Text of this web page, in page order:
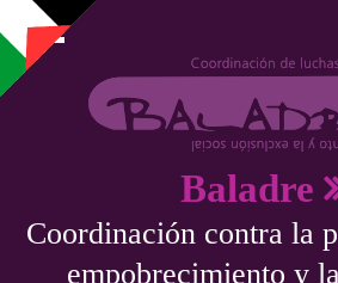
Pasar al contenido principal
Baladre
Coordinación contra la
empobrecimiento y